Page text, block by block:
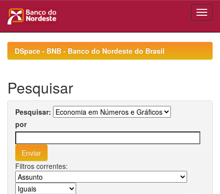
navigationDSpace - BNB - Banco do Nordeste do Brasil
Pesquisar
Pesquisar:
por
Filtros correntes: